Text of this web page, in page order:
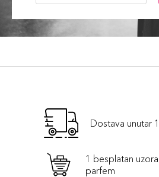
Dostava unutar
1 besplatan
parfem